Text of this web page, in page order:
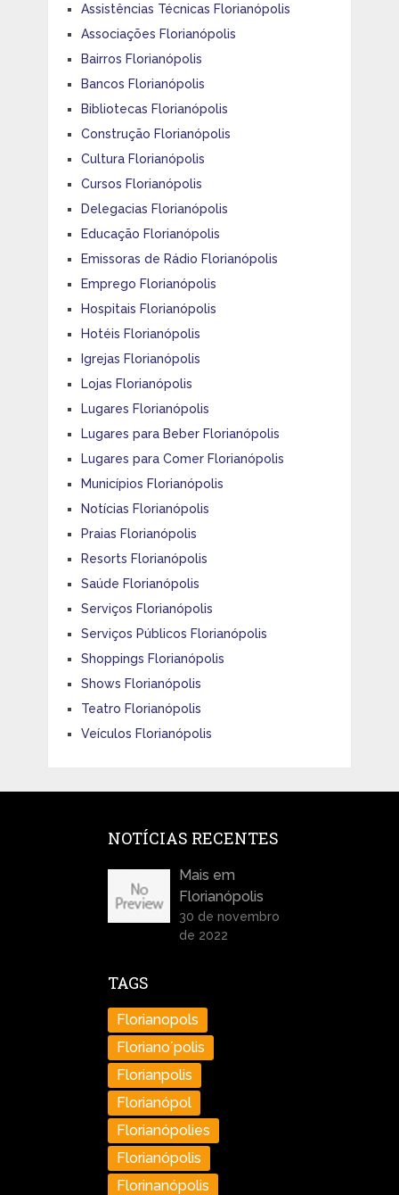
Assistências Técnicas Florianópolis
Associações Florianópolis
Bairros Florianópolis
Bancos Florianópolis
Bibliotecas Florianópolis
Construção Florianópolis
Cultura Florianópolis
Cursos Florianópolis
Delegacias Florianópolis
Educação Florianópolis
Emissoras de Rádio Florianópolis
Emprego Florianópolis
Hospitais Florianópolis
Hotéis Florianópolis
Igrejas Florianópolis
Lojas Florianópolis
Lugares Florianópolis
Lugares para Beber Florianópolis
Lugares para Comer Florianópolis
Municípios Florianópolis
Notícias Florianópolis
Praias Florianópolis
Resorts Florianópolis
Saúde Florianópolis
Serviços Florianópolis
Serviços Públicos Florianópolis
Shoppings Florianópolis
Shows Florianópolis
Teatro Florianópolis
Veículos Florianópolis
NOTÍCIAS RECENTES
Mais em
Florianópolis
30 de novembro
de 2022
TAGS
Florianopols
Floriano´polis
Florianpolis
Florianópol
Florianópolies
Florianópolis
Florinanópolis